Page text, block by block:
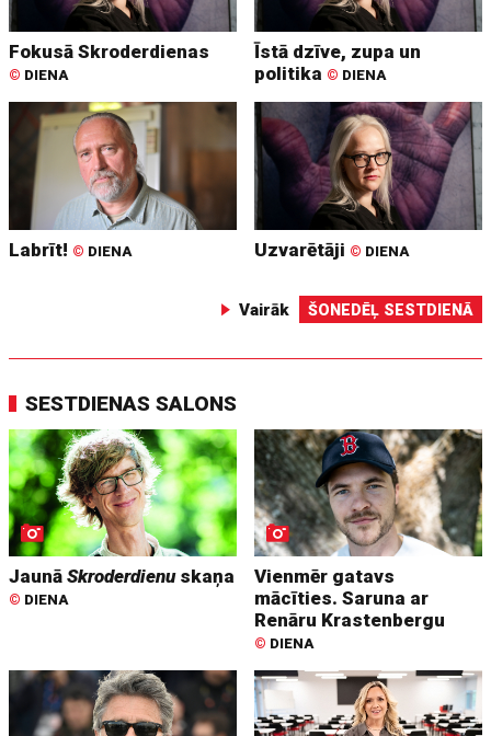
Fokusā Skroderdienas
© DIENA
Īstā dzīve, zupa un
politika © DIENA
Labrīt! © DIENA Uzvarētāji © DIENA
Vairāk ŠONEDĒĻ SESTDIENĀ
SESTDIENAS SALONS
JaunāSkroderdienuskaņa
© DIENA
Vienmēr gatavs
mācīties. Saruna ar
Renāru Krastenbergu
© DIENA